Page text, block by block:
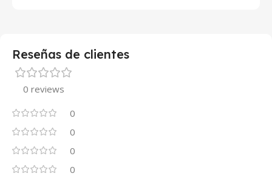
Reseñas de clientes
0 reviews
0
0
0
0